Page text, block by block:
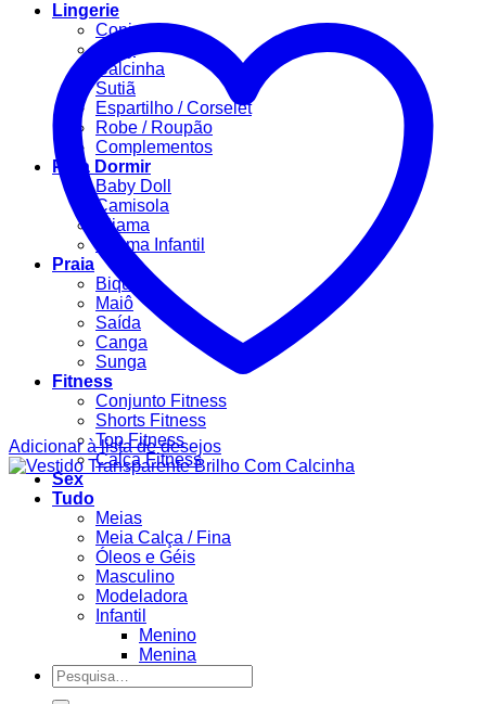
Lingerie
Conjuntos
Body
Calcinha
Sutiã
Espartilho / Corselet
Robe / Roupão
Complementos
Para Dormir
Baby Doll
Camisola
Pijama
Pijama Infantil
Praia
Biquíni
Maiô
Saída
Canga
Sunga
Fitness
Conjunto Fitness
Shorts Fitness
Top Fitness
Calça Fitness
Sex
Tudo
Meias
Meia Calça / Fina
Óleos e Géis
Masculino
Modeladora
Infantil
Menino
Menina
Pesquisar
por:
Adicionar à lista de desejos